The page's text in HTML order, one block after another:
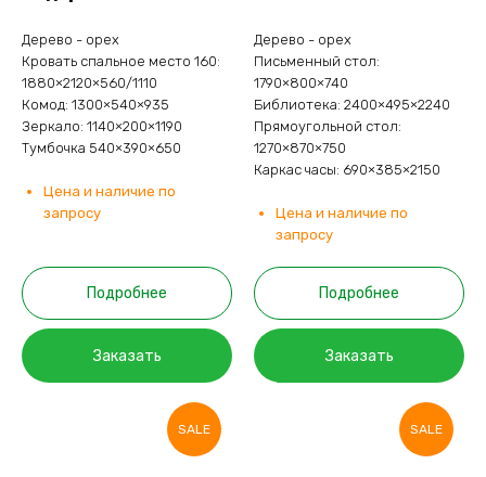
Дерево - орех
Кровать спальное место 160:
1880×2120×560/1110
Комод: 1300×540×935
Зеркало: 1140×200×1190
Тумбочка 540×390×650
Цена и наличие по
запросу
Подробнее
Заказать
Дерево - орех
Письменный стол:
1790×800×740
Библиотека: 2400×495×2240
Прямоугольной стол:
1270×870×750
Каркас часы: 690×385×2150
Цена и наличие по
запросу
Подробнее
Заказать
SALE SALE